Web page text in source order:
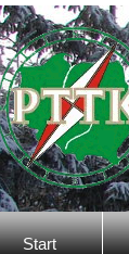
Start